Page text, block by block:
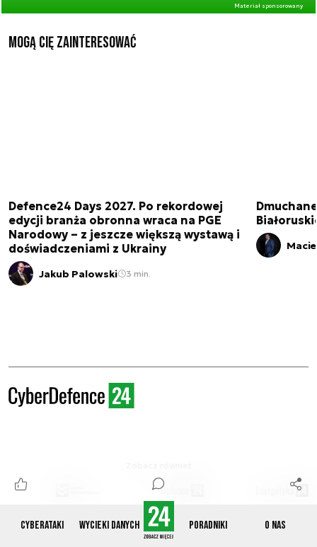
Cyberataki Wycieki danych Poradniki O nas
Materiał sponsorowany
Mogą Cię zainteresować
Defence24 Days 2027. Po rekordowej
edycji branża obronna wraca na PGE
Narodowy – z jeszcze większą wystawą i
doświadczeniami z Ukrainy
Jakub Palowski 3 min.